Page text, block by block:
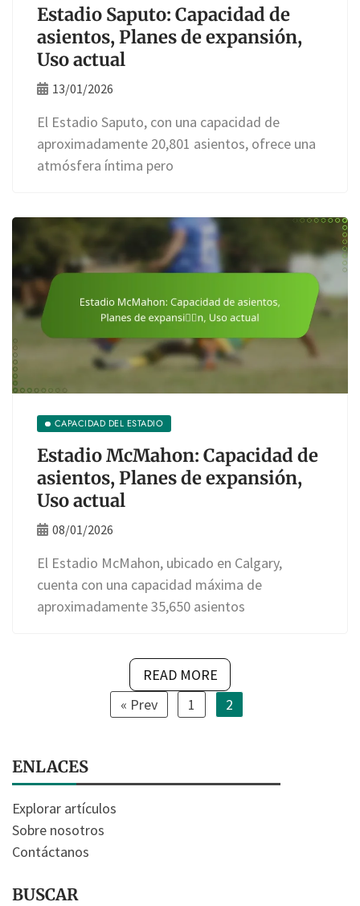
Estadio Saputo: Capacidad de
asientos, Planes de expansión,
Uso actual
13/01/2026
El Estadio Saputo, con una capacidad de
aproximadamente 20,801 asientos, ofrece una
atmósfera íntima pero
CAPACIDAD DEL ESTADIO
Estadio McMahon: Capacidad de
asientos, Planes de expansión,
Uso actual
08/01/2026
El Estadio McMahon, ubicado en Calgary,
cuenta con una capacidad máxima de
aproximadamente 35,650 asientos
READ MORE
« Prev
1 2
ENLACES
Explorar artículos
Sobre nosotros
Contáctanos
BUSCAR